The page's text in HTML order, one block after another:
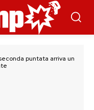
puntata arriva un